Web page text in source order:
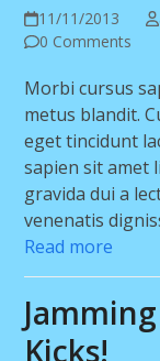
11/11/2013
0 Comments
Morbi cursus
metus blandit.
eget tincidunt
sapien sit amet
gravida dui a
venenatis
Read more
Kicks!